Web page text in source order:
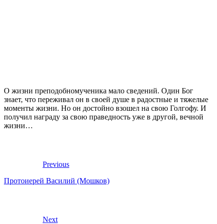
О жизни преподобномученика мало сведений. Один Бог
знает, что переживал он в своей душе в радостные и тяжелые
моменты жизни. Но он достойно взошел на свою Голгофу. И
получил награду за свою праведность уже в другой, вечной
жизни…
Previous
Протоиерей Василий (Мошков)
Next